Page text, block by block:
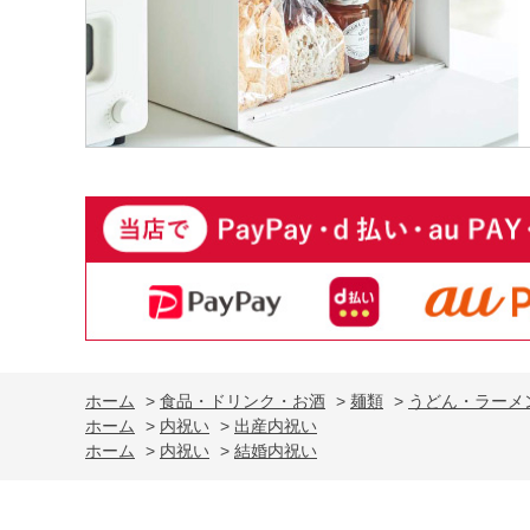
ホーム > 食品・ドリンク・お酒 > 麺類 > うどん・ラーメ
ホーム
> 内祝い > 出産内祝い
ホーム
> 内祝い > 結婚内祝い